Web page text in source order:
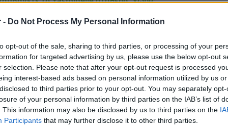
- Do Not Process My Personal Information
opt-out of the sale, sharing to third parties, or processing of your
for targeted advertising by us, please use the below opt-out
selection. Please note that after your opt-out request is processed
interest-based ads based on personal information utilized by us
to third parties prior to your opt-out. You may separately
of your personal information by third parties on the IAB’s list of
This information may also be disclosed by us to third parties on the
Participants that may further disclose it to other third parties.
του δράση είναι ιδιαίτερα υψηλή και η
(φλουοξετίνη) δεν επηρεάζει την
του αντισυλληπτικού χαπιού, επομένως
να υπάρχει λόγος ανησυχίας λόγω της
τους.
στοιχεία που περιγράφετε, δεν προκύπτει κάποια